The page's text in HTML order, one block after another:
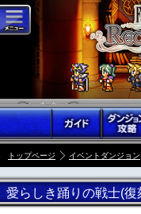
トップページ イベントダンジョン
愛らしき踊りの戦士(復